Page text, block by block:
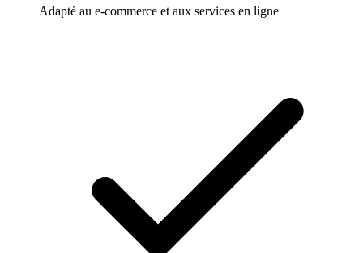
Adapté au e-commerce et aux services en ligne